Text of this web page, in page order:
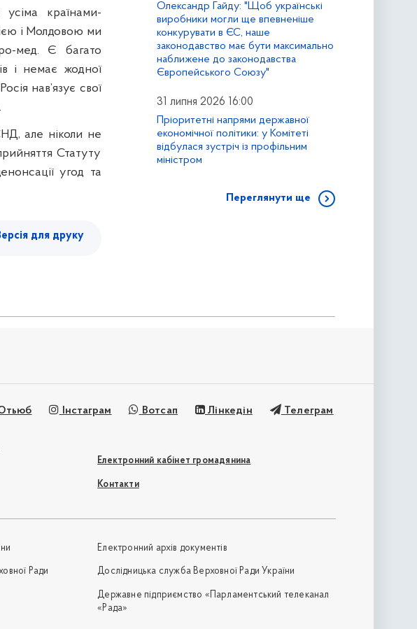
країнами-
і Молдовою ми
мед. Є багато
і немає жодної
нав’язує свої
але ніколи не
Статуту
угод та
для друку
Олександр Гайду: "Щоб українські
виробники могли ще впевненіше
конкурувати в ЄС, наше
законодавство має бути максимально
наближене до законодавства
Європейського Союзу"
31 липня 2026 16:00
Пріоритетні напрями державної
економічної політики: у Комітеті
відбулася зустріч із профільним
міністром
Переглянути ще
Інстаграм Вотсап Лінкедін Телеграм
Електронний кабінет громадянина
Контакти
Ради
Електронний архів документів
Дослідницька служба Верховної Ради України
Державне підприємство «Парламентський телеканал
«Рада»